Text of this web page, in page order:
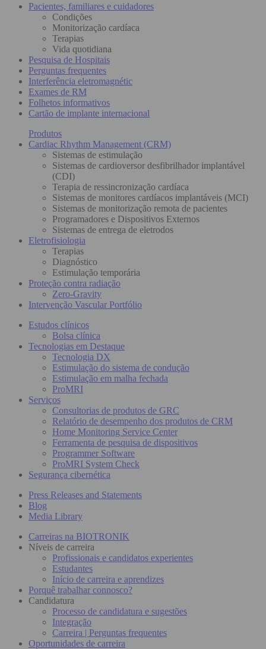
Pacientes, familiares e cuidadores
Condições
Monitorização cardíaca
Terapias
Vida quotidiana
Pesquisa de Hospitais
Perguntas frequentes
Interferência eletromagnétic
Exames de RM
Folhetos informativos
Cartão de implante internacional
Produtos
Cardiac Rhythm Management (CRM)
Sistemas de estimulação
Sistemas de cardioversor desfibrilhador implantável
(CDI)
Terapia de ressincronização cardíaca
Sistemas de monitores cardíacos implantáveis (MCI)
Sistemas de monitorização remota de pacientes
Programadores e Dispositivos Externos
Sistemas de entrega de eletrodos
Eletrofisiologia
Terapias
Diagnóstico
Estimulação temporária
Proteção contra radiação
Zero-Gravity
Intervenção Vascular Portfólio
Estudos clínicos
Bolsa clínica
Tecnologias em Destaque
Tecnologia DX
Estimulação do sistema de condução
Estimulação em malha fechada
ProMRI
Serviços
Consultorias de produtos de GRC
Relatório de desempenho dos produtos de CRM
Home Monitoring Service Center
Ferramenta de pesquisa de dispositivos
Programmer Software
ProMRI System Check
Segurança cibernética
Press Releases and Statements
Blog
Media Library
Carreiras na BIOTRONIK
Níveis de carreira
Profissionais e candidatos experientes
Estudantes
Início de carreira e aprendizes
Porquê trabalhar connosco?
Candidatura
Processo de candidatura e sugestões
Integração
Carreira | Perguntas frequentes
Oportunidades de carreira